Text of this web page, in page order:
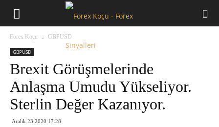
Forex Koçu GBPUSD
GBPUSD
Brexit Görüşmelerinde
Anlaşma Umudu Yükseliyor.
Sterlin Değer Kazanıyor.
Aralık 23 2020 17:28